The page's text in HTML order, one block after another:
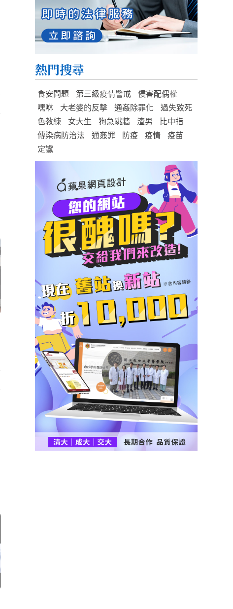
熱門搜尋
食安問題 第三級疫情警戒
侵害配偶權
嘿咻
大老婆的反擊 通姦除罪化
過失致死
色教練
女大生 狗急跳牆 渣男
比中指
傳染病防治法
通姦罪 防疫 疫情
疫苗
定讞